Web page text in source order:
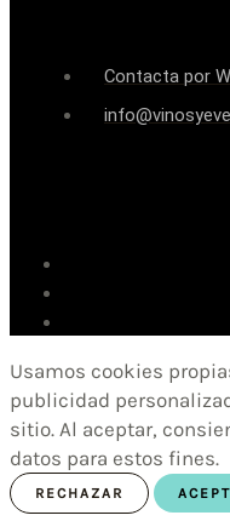
Contacta por
Usamos cookies
publicidad
sitio. Al aceptar,
datos para estos fines.
RECHAZAR